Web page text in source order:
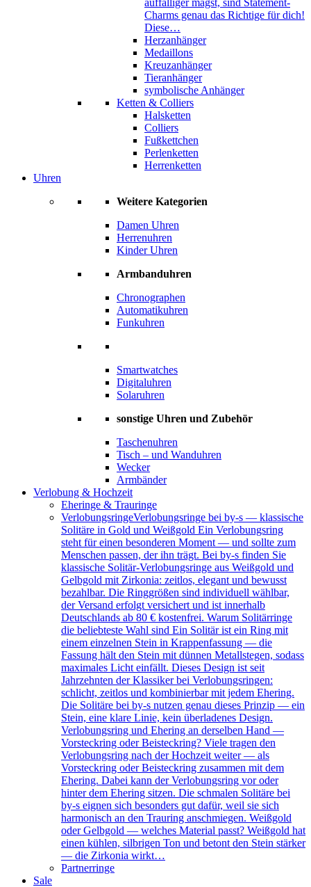
auffälliger magst, sind Statement-
Charms genau das Richtige für dich!
Diese…
Herzanhänger
Medaillons
Kreuzanhänger
Tieranhänger
symbolische Anhänger
Ketten & Colliers
Halsketten
Colliers
Fußkettchen
Perlenketten
Herrenketten
Uhren
Weitere Kategorien
Damen Uhren
Herrenuhren
Kinder Uhren
Armbanduhren
Chronographen
Automatikuhren
Funkuhren
Smartwatches
Digitaluhren
Solaruhren
sonstige Uhren und Zubehör
Taschenuhren
Tisch – und Wanduhren
Wecker
Armbänder
Verlobung & Hochzeit
Eheringe & Trauringe
VerlobungsringeVerlobungsringe bei by-s — klassische
Solitäre in Gold und Weißgold Ein Verlobungsring
steht für einen besonderen Moment — und sollte zum
Menschen passen, der ihn trägt. Bei by-s finden Sie
klassische Solitär-Verlobungsringe aus Weißgold und
Gelbgold mit Zirkonia: zeitlos, elegant und bewusst
bezahlbar. Die Ringgrößen sind individuell wählbar,
der Versand erfolgt versichert und ist innerhalb
Deutschlands ab 80 € kostenfrei. Warum Solitärringe
die beliebteste Wahl sind Ein Solitär ist ein Ring mit
einem einzelnen Stein in Krappenfassung — die
Fassung hält den Stein mit dünnen Metallstegen, sodass
maximales Licht einfällt. Dieses Design ist seit
Jahrzehnten der Klassiker bei Verlobungsringen:
schlicht, zeitlos und kombinierbar mit jedem Ehering.
Die Solitäre bei by-s nutzen genau dieses Prinzip — ein
Stein, eine klare Linie, kein überladenes Design.
Verlobungsring und Ehering an derselben Hand —
Vorsteckring oder Beisteckring? Viele tragen den
Verlobungsring nach der Hochzeit weiter — als
Vorsteckring oder Beisteckring zusammen mit dem
Ehering. Dabei kann der Verlobungsring vor oder
hinter dem Ehering sitzen. Die schmalen Solitäre bei
by-s eignen sich besonders gut dafür, weil sie sich
harmonisch an den Trauring anschmiegen. Weißgold
oder Gelbgold — welches Material passt? Weißgold hat
einen kühlen, silbrigen Ton und betont den Stein stärker
— die Zirkonia wirkt…
Partnerringe
Sale